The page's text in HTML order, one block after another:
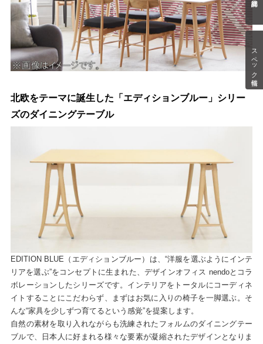
スペック情報
北欧をテーマに誕生した「エディションブルー」シリー
ズのダイニングテーブル
EDITION BLUE（エディションブルー）は、“洋服を選ぶようにインテ
リアを選ぶ”をコンセプトに生まれた、デザインオフィス nendoとコラ
ボレーションしたシリーズです。インテリアをトータルにコーディネ
イトすることにこだわらず、まずはお気に入りの椅子を一脚選ぶ。そ
んな“家具を少しずつ育てるという感覚”を提案します。
自然の素材を取り入れながらも洗練されたフォルムのダイニングテー
ブルで、日本人に好まれる様々な要素が凝縮されたデザインとなりま